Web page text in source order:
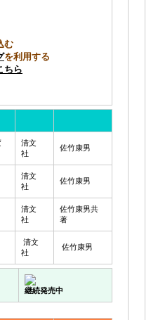
む
を利用する
ちら
清文
社
佐竹康男
清文
社
佐竹康男
清文
社
佐竹康男共
著
清文
社
佐竹康男
継続発売中